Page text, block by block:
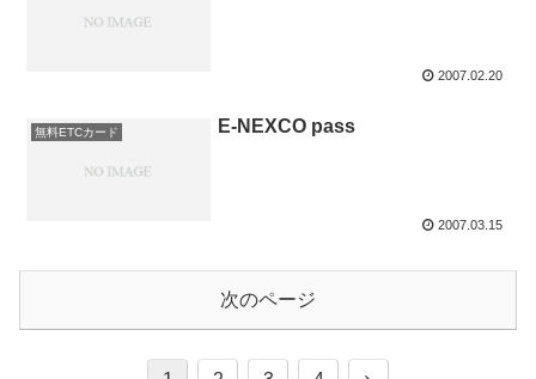
2007.02.20
無料ETCカード E-NEXCO pass
2007.03.15
次のページ